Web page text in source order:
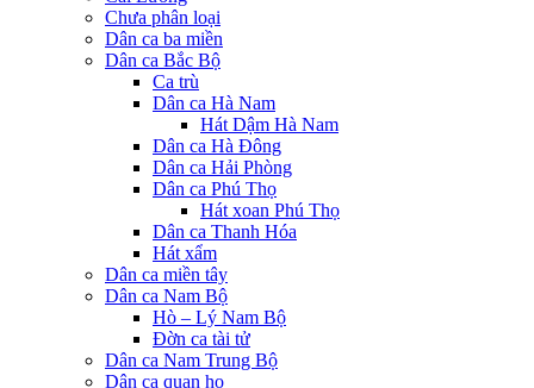
Chưa phân loại
Dân ca ba miền
Dân ca Bắc Bộ
Ca trù
Dân ca Hà Nam
Hát Dậm Hà Nam
Dân ca Hà Đông
Dân ca Hải Phòng
Dân ca Phú Thọ
Hát xoan Phú Thọ
Dân ca Thanh Hóa
Hát xẩm
Dân ca miền tây
Dân ca Nam Bộ
Hò – Lý Nam Bộ
Đờn ca tài tử
Dân ca Nam Trung Bộ
Dân ca quan họ